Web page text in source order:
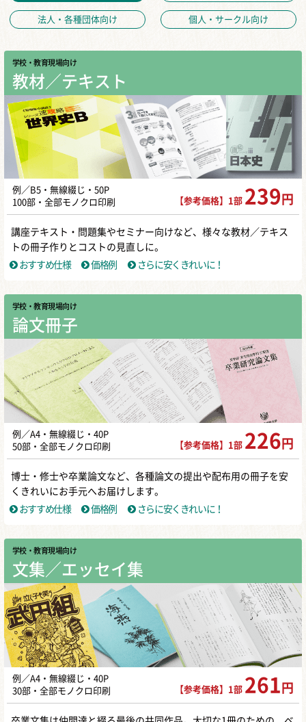
法人・各種団体向け 個人・サークル向け
学校・教育現場向け
教材／テキスト
例／B5・無線綴じ・50P
100部・全部モノクロ印刷
【参考価格】1部 239 円
講座テキスト・問題集やセミナー向けなど、様々な教材／テキス
トの冊子作りとコストの見直しに。
おすすめ仕様
価格例 さらに安くきれいに！
学校・教育現場向け
論文冊子
例／A4・無線綴じ・40P
50部・全部モノクロ印刷
【参考価格】1部 226 円
博士・修士や卒業論文など、各種論文の提出や配布用の冊子を安
くきれいにお手元へお届けします。
おすすめ仕様
価格例 さらに安くきれいに！
学校・教育現場向け
文集／エッセイ集
例／A4・無線綴じ・40P
30部・全部モノクロ印刷
【参考価格】1部 261 円